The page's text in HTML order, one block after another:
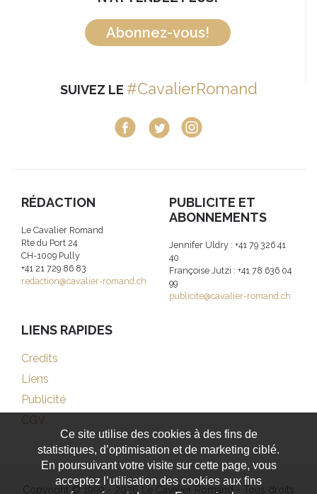
Abonnez-vous!
SUIVEZ LE #CavalierRomand
RÉDACTION
Le Cavalier Romand
Rte du Port 24
CH-1009 Pully
+41 21 729 86 83
redaction@cavalier-romand.ch
PUBLICITE ET
ABONNEMENTS
Jennifer Uldry : +41 79 326 41
40
Françoise Jutzi : +41 78 636 04
99
publicite@cavalier-romand.ch
LIENS RAPIDES
Crédits
Liens
Publicité
CGV
Copyright © 1999 - 2026 Le Cavalier Romand - Tous droits
Ce site utilise des cookies à des fins de
statistiques, d’optimisation et de marketing ciblé.
En poursuivant votre visite sur cette page, vous
acceptez l’utilisation des cookies aux fins